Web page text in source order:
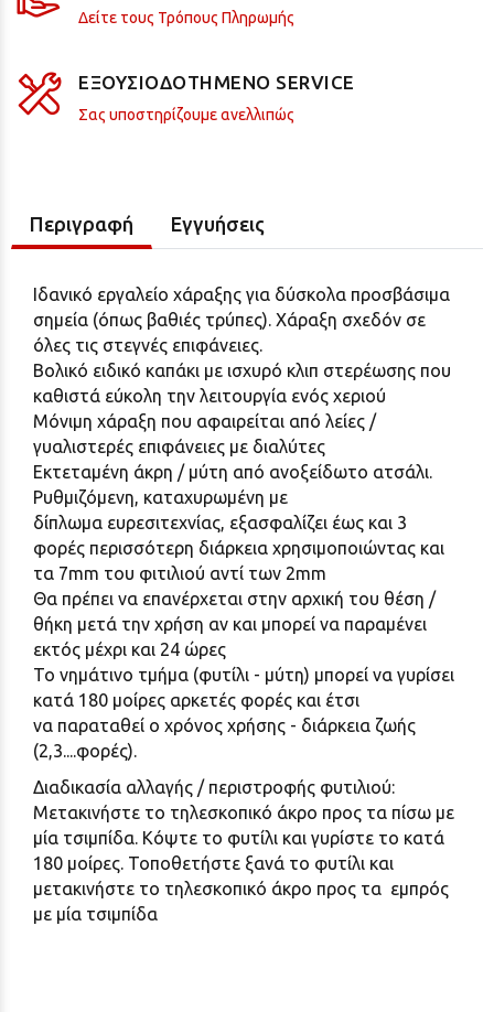
Δείτε τους Τρόπους Πληρωμής
ΕΞΟΥΣΙΟΔΟΤΗΜΕΝΟ SERVICE
Σας υποστηρίζουμε ανελλιπώς
Περιγραφή Εγγυήσεις
Ιδανικό εργαλείο χάραξης για δύσκολα προσβάσιμα
σημεία (όπως βαθιές τρύπες). Χάραξη σχεδόν σε
όλες τις στεγνές επιφάνειες.
Βολικό ειδικό καπάκι με ισχυρό κλιπ στερέωσης που
καθιστά εύκολη την λειτουργία ενός χεριού
Μόνιμη χάραξη που αφαιρείται από λείες /
γυαλιστερές επιφάνειες με διαλύτες
Εκτεταμένη άκρη / μύτη από ανοξείδωτο ατσάλι.
Ρυθμιζόμενη, καταχυρωμένη με
δίπλωμα ευρεσιτεχνίας, εξασφαλίζει έως και 3
φορές περισσότερη διάρκεια χρησιμοποιώντας και
τα 7mm του φιτιλιού αντί των 2mm
Θα πρέπει να επανέρχεται στην αρχική του θέση /
θήκη μετά την χρήση αν και μπορεί να παραμένει
εκτός μέχρι και 24 ώρες
Το νημάτινο τμήμα (φυτίλι - μύτη) μπορεί να γυρίσει
κατά 180 μοίρες αρκετές φορές και έτσι
να παραταθεί ο χρόνος χρήσης - διάρκεια ζωής
(2,3....φορές).
Διαδικασία αλλαγής / περιστροφής φυτιλιού:
Μετακινήστε το τηλεσκοπικό άκρο προς τα πίσω με
μία τσιμπίδα. Κόψτε το φυτίλι και γυρίστε το κατά
180 μοίρες. Τοποθετήστε ξανά το φυτίλι και
μετακινήστε το τηλεσκοπικό άκρο προς τα εμπρός
με μία τσιμπίδα